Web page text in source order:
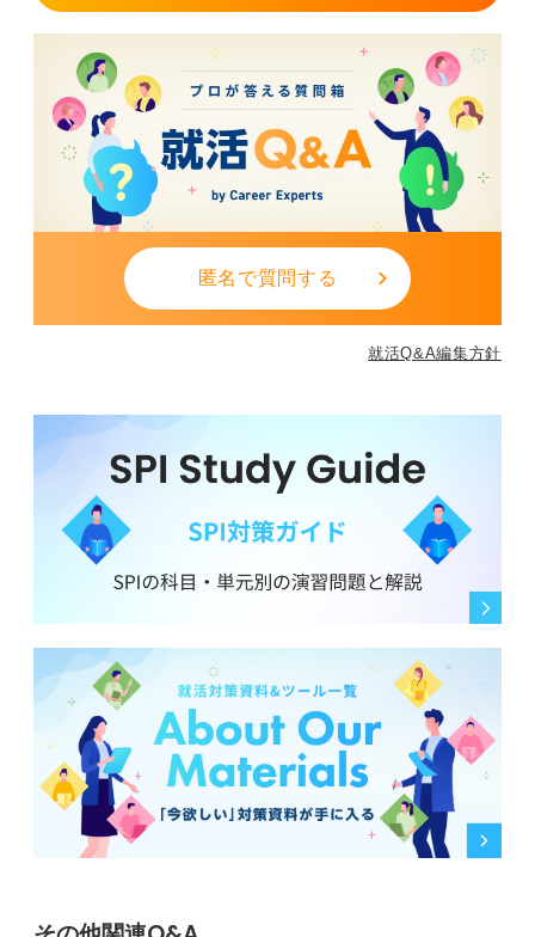
されます。
さらに本番では焦りから字が乱れやすいため、制限時間
内で書く練習をしておくことも重要です。
文章力に自信がなくても、型を身につければ大きく改善
できます。小論文は努力がもっとも結果に反映されやす
い選考なので、正しい準備をして臨みましょう。
文章を通じて、あなたの知的な誠実さを企業に伝えまし
匿名で質問する
就活Q&A編集方針